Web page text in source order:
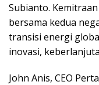
Subianto.
bersama kedua
transisi energi
inovasi,
John Anis, CEO